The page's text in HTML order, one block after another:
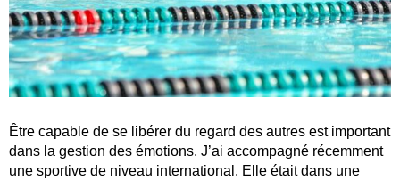
Être capable de se libérer du regard des autres est important
dans la gestion des émotions. J’ai accompagné récemment
une sportive de niveau international. Elle était dans une